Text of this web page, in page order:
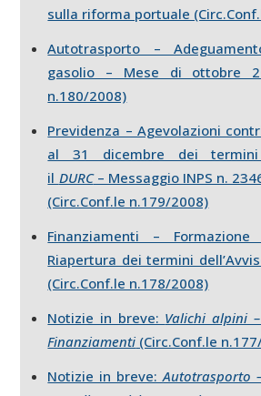
sulla riforma portuale
Autotrasporto –
gasolio – Mese di ottobre
n.180/2008)
Previdenza – Agevolazioni
al 31 dicembre dei
il DURC– Messaggio INPS n.
(Circ.Conf.le n.179/2008)
Finanziamenti –
Riapertura dei termini
(Circ.Conf.le n.178/2008)
Notizie in breve: Valichi alpini
Finanziamenti (Circ.Conf.le
Notizie in breve:Autotrasporto